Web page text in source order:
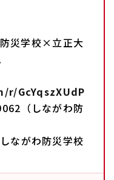
災学校×立正大
GcYqszXUdP
（しながわ防
ながわ防災学校